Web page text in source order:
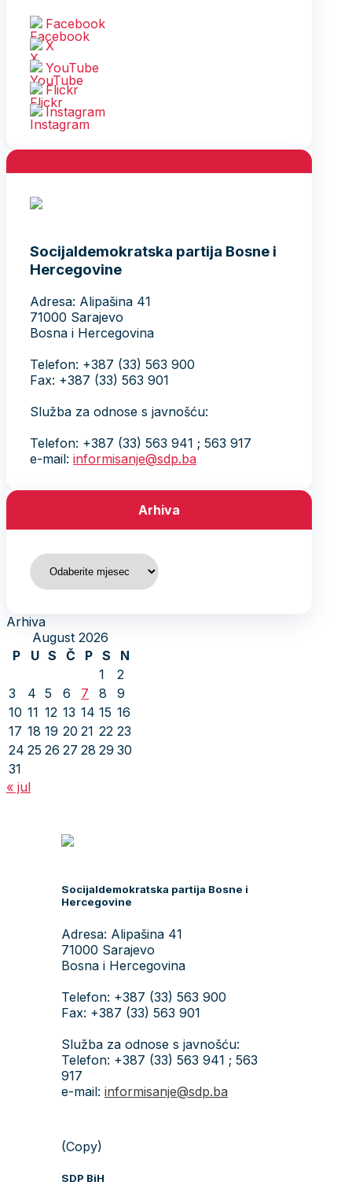
Facebook
X
YouTube
Flickr
Instagram
Socijaldemokratska partija Bosne i
Hercegovine
Adresa: Alipašina 41
71000 Sarajevo
Bosna i Hercegovina
Telefon: +387 (33) 563 900
Fax: +387 (33) 563 901
Služba za odnose s javnošću:
Telefon: +387 (33) 563 941 ; 563 917
e-mail: informisanje@sdp.ba
Arhiva
Arhiva
Arhiva
August 2026
P
U S Č P S
N
1
2
3
4 5 6 7 8
9
10 11 12 13 14 15 16
17 18 19 20 21 22 23
24 25 26 27 28 29 30
31
« jul
Socijaldemokratska partija Bosne i
Hercegovine
Adresa: Alipašina 41
71000 Sarajevo
Bosna i Hercegovina
Telefon: +387 (33) 563 900
Fax: +387 (33) 563 901
Služba za odnose s javnošću:
Telefon: +387 (33) 563 941 ; 563
917
e-mail: informisanje@sdp.ba
(Copy)
SDP BiH